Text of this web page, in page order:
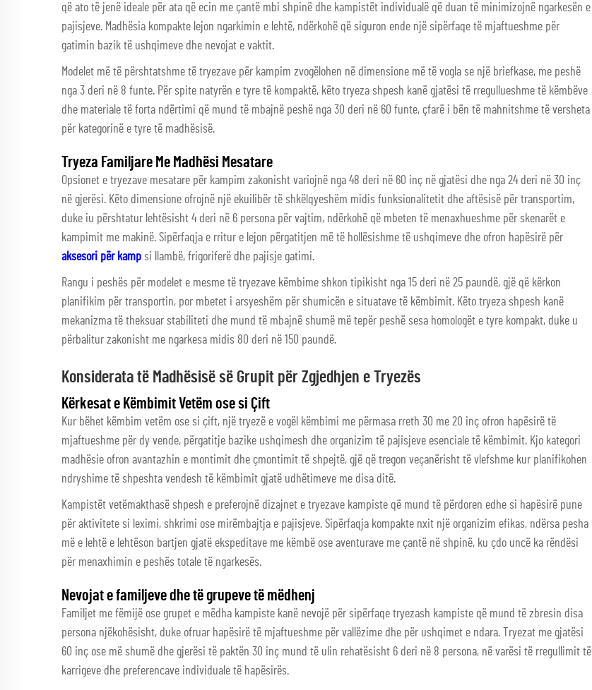
që ato të jenë ideale për ata që ecin me çantë mbi shpinë dhe kampistët individualë që duan të minimizojnë ngarkesën e
pajisjeve. Madhësia kompakte lejon ngarkimin e lehtë, ndërkohë që siguron ende një sipërfaqe të mjaftueshme për
gatimin bazik të ushqimeve dhe nevojat e vaktit.
Modelet më të përshtatshme të tryezave për kampim zvogëlohen në dimensione më të vogla se një briefkase, me peshë
nga 3 deri në 8 funte. Për spite natyrën e tyre të kompaktë, këto tryeza shpesh kanë gjatësi të rregullueshme të këmbëve
dhe materiale të forta ndërtimi që mund të mbajnë peshë nga 30 deri në 60 funte, çfarë i bën të mahnitshme të versheta
për kategorinë e tyre të madhësisë.
Tryeza Familjare Me Madhësi Mesatare
Opsionet e tryezave mesatare për kampim zakonisht variojnë nga 48 deri në 60 inç në gjatësi dhe nga 24 deri në 30 inç
në gjerësi. Këto dimensione ofrojnë një ekuilibër të shkëlqyeshëm midis funksionalitetit dhe aftësisë për transportim,
duke iu përshtatur lehtësisht 4 deri në 6 persona për vajtim, ndërkohë që mbeten të menaxhueshme për skenarët e
kampimit me makinë. Sipërfaqja e rritur e lejon përgatitjen më të hollësishme të ushqimeve dhe ofron hapësirë për
aksesori për kamp si llambë, frigoriferë dhe pajisje gatimi.
Rangu i peshës për modelet e mesme të tryezave këmbime shkon tipikisht nga 15 deri në 25 paundë, gjë që kërkon
planifikim për transportin, por mbetet i arsyeshëm për shumicën e situatave të këmbimit. Këto tryeza shpesh kanë
mekanizma të theksuar stabiliteti dhe mund të mbajnë shumë më tepër peshë sesa homologët e tyre kompakt, duke u
përbalitur zakonisht me ngarkesa midis 80 deri në 150 paundë.
Konsiderata të Madhësisë së Grupit për Zgjedhjen e Tryezës
Kërkesat e Këmbimit Vetëm ose si Çift
Kur bëhet këmbim vetëm ose si çift, një tryezë e vogël këmbimi me përmasa rreth 30 me 20 inç ofron hapësirë të
mjaftueshme për dy vende, përgatitje bazike ushqimesh dhe organizim të pajisjeve esenciale të këmbimit. Kjo kategori
madhësie ofron avantazhin e montimit dhe çmontimit të shpejtë, gjë që tregon veçanërisht të vlefshme kur planifikohen
ndryshime të shpeshta vendesh të këmbimit gjatë udhëtimeve me disa ditë.
Kampistët vetëmakthasë shpesh e preferojnë dizajnet e tryezave kampiste që mund të përdoren edhe si hapësirë pune
për aktivitete si leximi, shkrimi ose mirëmbajtja e pajisjeve. Sipërfaqja kompakte nxit një organizim efikas, ndërsa pesha
më e lehtë e lehtëson bartjen gjatë ekspeditave me këmbë ose aventurave me çantë në shpinë, ku çdo uncë ka rëndësi
për menaxhimin e peshës totale të ngarkesës.
Nevojat e familjeve dhe të grupeve të mëdhenj
Familjet me fëmijë ose grupet e mëdha kampiste kanë nevojë për sipërfaqe tryezash kampiste që mund të zbresin disa
persona njëkohësisht, duke ofruar hapësirë të mjaftueshme për vallëzime dhe për ushqimet e ndara. Tryezat me gjatësi
60 inç ose më shumë dhe gjerësi të paktën 30 inç mund të ulin rehatësisht 6 deri në 8 persona, në varësi të rregullimit të
karrigeve dhe preferencave individuale të hapësirës.